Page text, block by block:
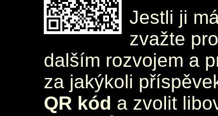
Jestli ji
zvažte
dalším rozvojem a
za jakýkoli
QR kód a zvolit